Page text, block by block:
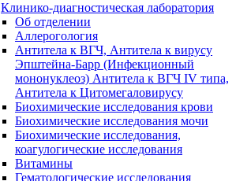
Клинико-диагностическая лаборатория
Об отделении
Аллерогология
Антитела к ВГЧ, Антитела к вирусу
Эпштейна-Барр (Инфекционный
мононуклеоз) Антитела к ВГЧ IV типа,
Антитела к Цитомегаловирусу
Биохимические исследования крови
Биохимические исследования мочи
Биохимические исследования,
коагулогические исследования
Витамины
Гематологические исследования